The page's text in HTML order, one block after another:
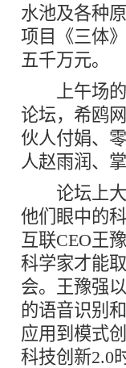
水池及各种
项目《三体
五千万元。
上午场的
论坛，希鸥
伙人付娟、
人赵雨润、
论坛上大
他们眼中的
互联CEO王
科学家才能
会。王豫强
的语音识别
应用到模式
科技创新2.0